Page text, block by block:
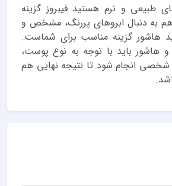
طبیعی و نرم هستید فیبروز گزینه
به دنبال ابروهای پررنگ، مشخص و
هاشور گزینه مناسب برای شماست.
و هاشور باید با توجه به نوع پوست،
انجام شود تا نتیجه نهایی هم